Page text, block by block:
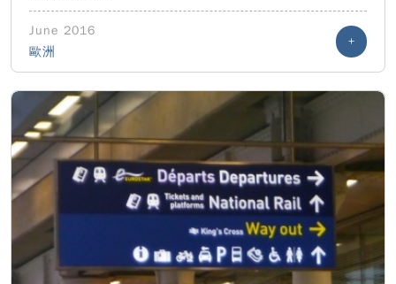
June 2016
歐洲
+